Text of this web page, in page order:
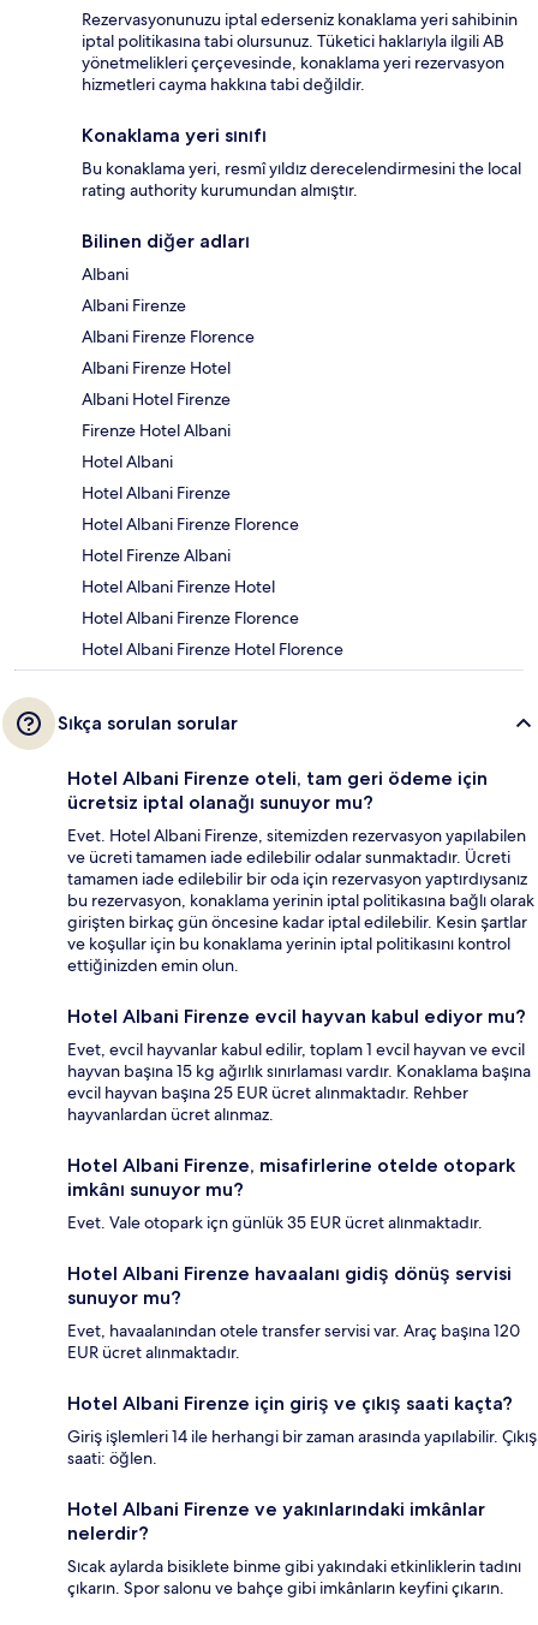
Rezervasyonunuzu iptal ederseniz konaklama yeri sahibinin
iptal politikasına tabi olursunuz. Tüketici haklarıyla ilgili AB
yönetmelikleri çerçevesinde, konaklama yeri rezervasyon
hizmetleri cayma hakkına tabi değildir.
Konaklama yeri sınıfı
Bu konaklama yeri, resmî yıldız derecelendirmesini the local
rating authority kurumundan almıştır.
Bilinen diğer adları
Albani
Albani Firenze
Albani Firenze Florence
Albani Firenze Hotel
Albani Hotel Firenze
Firenze Hotel Albani
Hotel Albani
Hotel Albani Firenze
Hotel Albani Firenze Florence
Hotel Firenze Albani
Hotel Albani Firenze Hotel
Hotel Albani Firenze Florence
Hotel Albani Firenze Hotel Florence
Sıkça sorulan sorular
Hotel Albani Firenze oteli, tam geri ödeme için
ücretsiz iptal olanağı sunuyor mu?
Evet. Hotel Albani Firenze, sitemizden rezervasyon yapılabilen
ve ücreti tamamen iade edilebilir odalar sunmaktadır. Ücreti
tamamen iade edilebilir bir oda için rezervasyon yaptırdıysanız
bu rezervasyon, konaklama yerinin iptal politikasına bağlı olarak
girişten birkaç gün öncesine kadar iptal edilebilir. Kesin şartlar
ve koşullar için bu konaklama yerinin iptal politikasını kontrol
ettiğinizden emin olun.
Hotel Albani Firenze evcil hayvan kabul ediyor mu?
Evet, evcil hayvanlar kabul edilir, toplam 1 evcil hayvan ve evcil
hayvan başına 15 kg ağırlık sınırlaması vardır. Konaklama başına
evcil hayvan başına 25 EUR ücret alınmaktadır. Rehber
hayvanlardan ücret alınmaz.
Hotel Albani Firenze, misafirlerine otelde otopark
imkânı sunuyor mu?
Evet. Vale otopark içn günlük 35 EUR ücret alınmaktadır.
Hotel Albani Firenze havaalanı gidiş dönüş servisi
sunuyor mu?
Evet, havaalanından otele transfer servisi var. Araç başına 120
EUR ücret alınmaktadır.
Hotel Albani Firenze için giriş ve çıkış saati kaçta?
Giriş işlemleri 14 ile herhangi bir zaman arasında yapılabilir. Çıkış
saati: öğlen.
Hotel Albani Firenze ve yakınlarındaki imkânlar
nelerdir?
Sıcak aylarda bisiklete binme gibi yakındaki etkinliklerin tadını
çıkarın. Spor salonu ve bahçe gibi imkânların keyfini çıkarın.